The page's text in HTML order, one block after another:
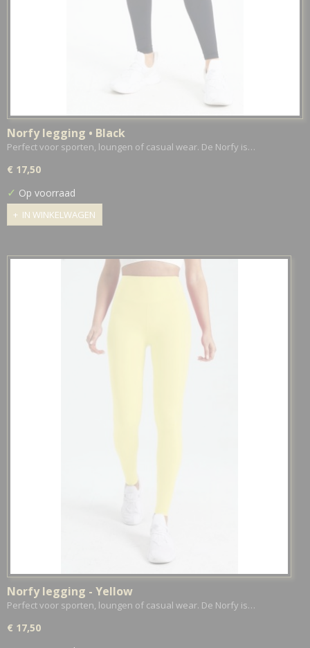
Norfy legging • Black
Perfect voor sporten, loungen of casual wear. De Norfy is…
€ 17,50
✓ Op voorraad
IN WINKELWAGEN
Norfy legging - Yellow
Perfect voor sporten, loungen of casual wear. De Norfy is…
€ 17,50